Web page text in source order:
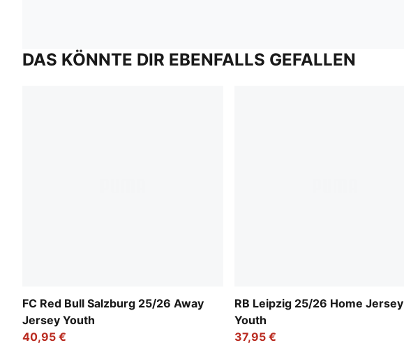
DAS KÖNNTE DIR EBENFALLS GEFALLEN
FC Red Bull Salzburg 25/26 Away
Jersey Youth
40,95 €
RB Leipzig 25/26 Home Jersey
Youth
37,95 €